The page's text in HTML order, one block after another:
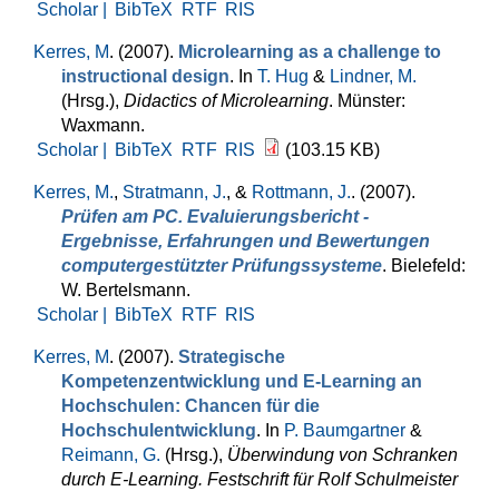
Scholar | BibTeX RTF RIS
Kerres, M. (2007). Microlearning as a challenge to
instructional design. In T. Hug & Lindner, M.
(Hrsg.), Didactics of Microlearning. Münster:
Waxmann.
Scholar |
BibTeX RTF RIS (103.15 KB)
Kerres, M., Stratmann, J., & Rottmann, J.. (2007).
Prüfen am PC. Evaluierungsbericht -
Ergebnisse, Erfahrungen und Bewertungen
computergestützter Prüfungssysteme. Bielefeld:
W. Bertelsmann.
Scholar |
BibTeX RTF RIS
Kerres, M. (2007). Strategische
Kompetenzentwicklung und E-Learning an
Hochschulen: Chancen für die
Hochschulentwicklung. In P. Baumgartner &
Reimann, G. (Hrsg.), Überwindung von Schranken
durch E-Learning. Festschrift für Rolf Schulmeister